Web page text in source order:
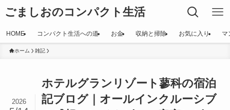
ごましおのコンパクト生活
HOME コンパクト生活への道 お金 収納と掃除 お気に入り マ
ホーム 雑記
ホテルグランリゾート蓼科の宿泊
記ブログ｜オールインクルーシブ
2026